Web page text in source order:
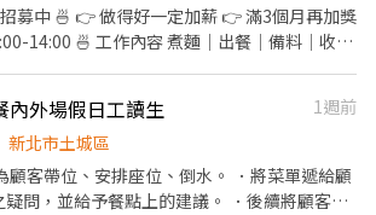
出餐｜備料｜收攤
送
、切小菜等等。 工作時段：10:30～
、 20:00～22:00
內外場假日工讀生
1週前
新北市土城區
顧客帶位、安排座位、倒水。 ．將菜單遞給顧
問，並給予餐點上的建議。 ．後續將顧客點